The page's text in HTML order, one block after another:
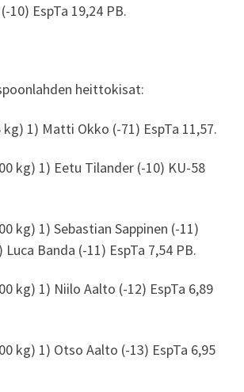
10) EspTa 19,24 PB.
heittokisat:
kg) 1) Matti Okko (-71) EspTa 11,57.
kg) 1) Eetu Tilander (-10) KU-58
kg) 1) Sebastian Sappinen (-11)
Luca Banda (-11) EspTa 7,54 PB.
kg) 1) Niilo Aalto (-12) EspTa 6,89
kg) 1) Otso Aalto (-13) EspTa 6,95